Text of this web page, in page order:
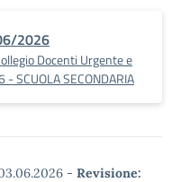
2026
Docenti Urgente e
SCUOLA SECONDARIA
- Revisione: